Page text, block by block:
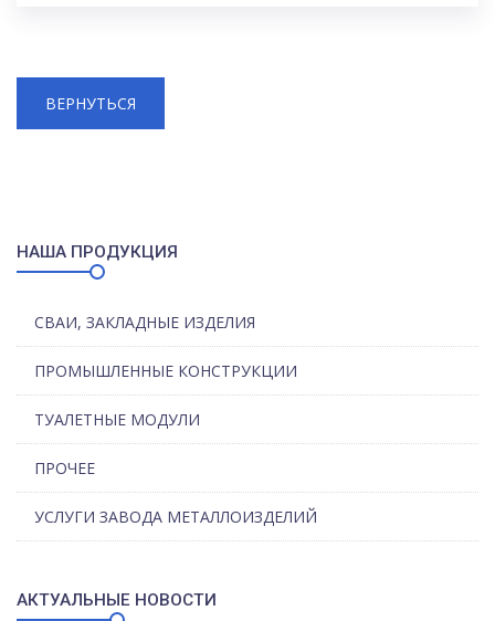
ВЕРНУТЬСЯ
НАША ПРОДУКЦИЯ
СВАИ, ЗАКЛАДНЫЕ ИЗДЕЛИЯ
ПРОМЫШЛЕННЫЕ КОНСТРУКЦИИ
ТУАЛЕТНЫЕ МОДУЛИ
ПРОЧЕЕ
УСЛУГИ ЗАВОДА МЕТАЛЛОИЗДЕЛИЙ
АКТУАЛЬНЫЕ НОВОСТИ